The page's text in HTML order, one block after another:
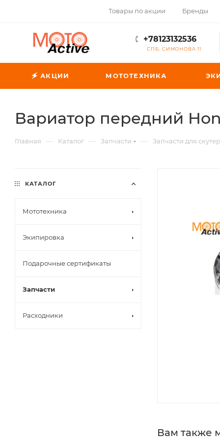
Товары по акции Бренды
+78123132536
СПБ, СИМОНОВА 11
🗲 АКЦИИ МОТОТЕХНИКА
Вариатор передний
Главная — Каталог — Запчасти — Запчасти для
Вам также
КАТАЛОГ
Мототехника
Экипировка
Подарочные сертификаты
Запчасти
Расходники